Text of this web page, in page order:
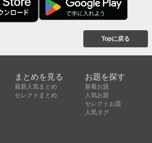
Topに戻る
まとめを見る
最新人気まとめ
セレクトまとめ
お題を探す
新着お題
人気お題
セレクトお題
人気タグ